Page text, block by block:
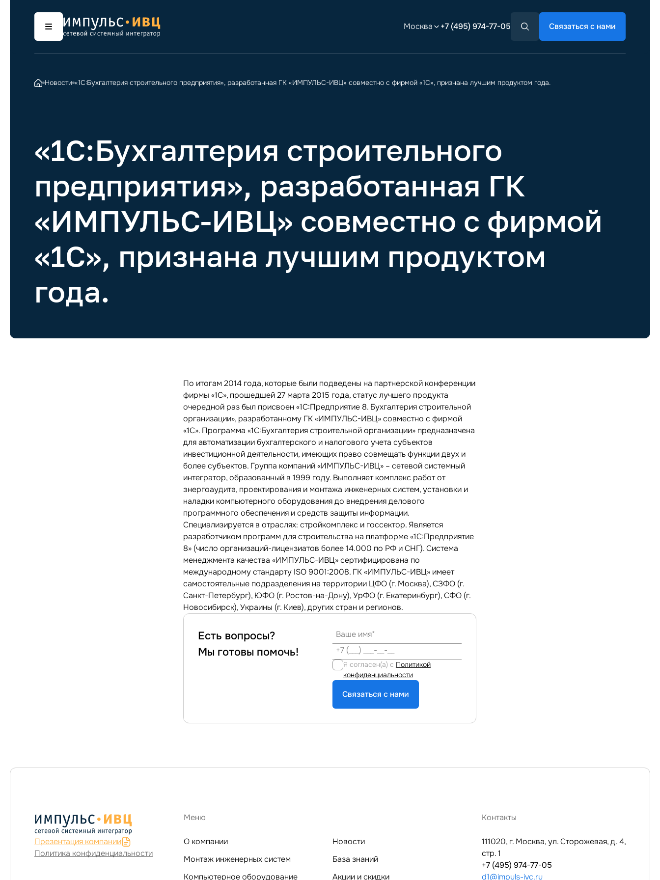
Москва +7 (495) 974-77-05 Связаться с нами
Новости «1С:Бухгалтерия строительного предприятия», разработанная ГК «ИМПУЛЬС-ИВЦ» совместно с фирмой «1С», признана лучшим продуктом года.
«1С:Бухгалтерия строительного
предприятия», разработанная ГК
«ИМПУЛЬС-ИВЦ» совместно с фирмой
«1С», признана лучшим продуктом
года.
По итогам 2014 года, которые были подведены на партнерской конференции
фирмы «1С», прошедшей 27 марта 2015 года, статус лучшего продукта
очередной раз был присвоен «1С:Предприятие 8. Бухгалтерия строительной
организации», разработанному ГК «ИМПУЛЬС-ИВЦ» совместно с фирмой
«1С». Программа «1С:Бухгалтерия строительной организации» предназначена
для автоматизации бухгалтерского и налогового учета субъектов
инвестиционной деятельности, имеющих право совмещать функции двух и
более субъектов. Группа компаний «ИМПУЛЬС-ИВЦ» – сетевой системный
интегратор, образованный в 1999 году. Выполняет комплекс работ от
энергоаудита, проектирования и монтажа инженерных систем, установки и
наладки компьютерного оборудования до внедрения делового
программного обеспечения и средств защиты информации.
Специализируется в отраслях: стройкомплекс и госсектор. Является
разработчиком программ для строительства на платформе «1С:Предприятие
8» (число организаций-лицензиатов более 14.000 по РФ и СНГ). Система
менеджмента качества «ИМПУЛЬС-ИВЦ» сертифицирована по
международному стандарту ISO 9001:2008. ГК «ИМПУЛЬС-ИВЦ» имеет
самостоятельные подразделения на территории ЦФО (г. Москва), СЗФО (г.
Санкт-Петербург), ЮФО (г. Ростов-на-Дону), УрФО (г. Екатеринбург), СФО (г.
Новосибирск), Украины (г. Киев), других стран и регионов.
Есть вопросы?
Мы готовы помочь!
Я согласен(а) с Политикой
конфиденциальности
Связаться с нами
Презентация компании
Политика конфиденциальности
Меню
О компании
Монтаж инженерных систем
Компьютерное оборудование
Новости
База знаний
Акции и скидки
Контакты
111020, г. Москва, ул. Сторожевая, д. 4,
стр. 1
+7 (495) 974-77-05
d1@impuls-ivc.ru